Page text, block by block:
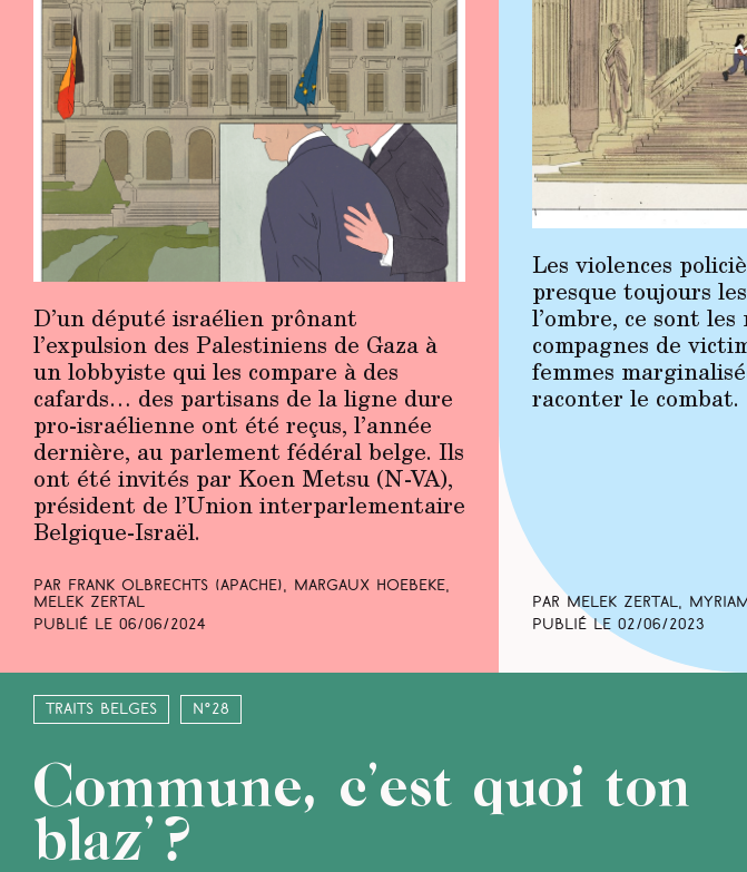
D’un député israélien prônant
l’expulsion des Palestiniens de Gaza à
un lobbyiste qui les compare à des
cafards… des partisans de la ligne dure
pro-israélienne ont été reçus, l’année
dernière, au parlement fédéral belge. Ils
ont été invités par Koen Metsu (N-VA),
président de l’Union interparlementaire
Belgique-Israël.
Par Frank Olbrechts (Apache), Margaux Hoebeke,
Melek Zertal
Publié le 06/06/2024
Les violences
presque toujours
l’ombre, ce sont
compagnes de
femmes
raconter le combat.
Par Melek Zertal,
Publié le 02/06/2023
Traits belges N°28
Commune, c’est quoi ton
blaz’ ?